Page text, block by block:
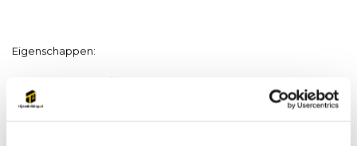
Eigenschappen: